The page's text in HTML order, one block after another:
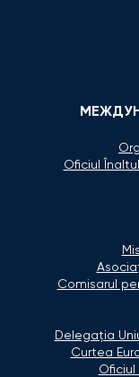
Oficiul
Comisarul
Delegaţia
Curtea
Oficiul